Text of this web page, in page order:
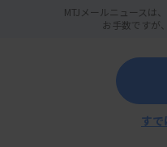
MTJメールニュースは
お手数ですが
す